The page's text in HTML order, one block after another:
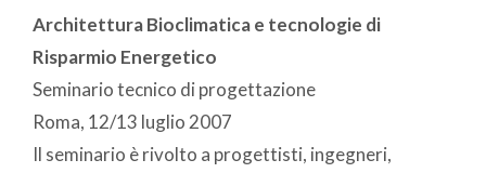
Architettura Bioclimatica e tecnologie di
Risparmio Energetico
Seminario tecnico di progettazione
Roma, 12/13 luglio 2007
Il seminario è rivolto a progettisti, ingegneri,